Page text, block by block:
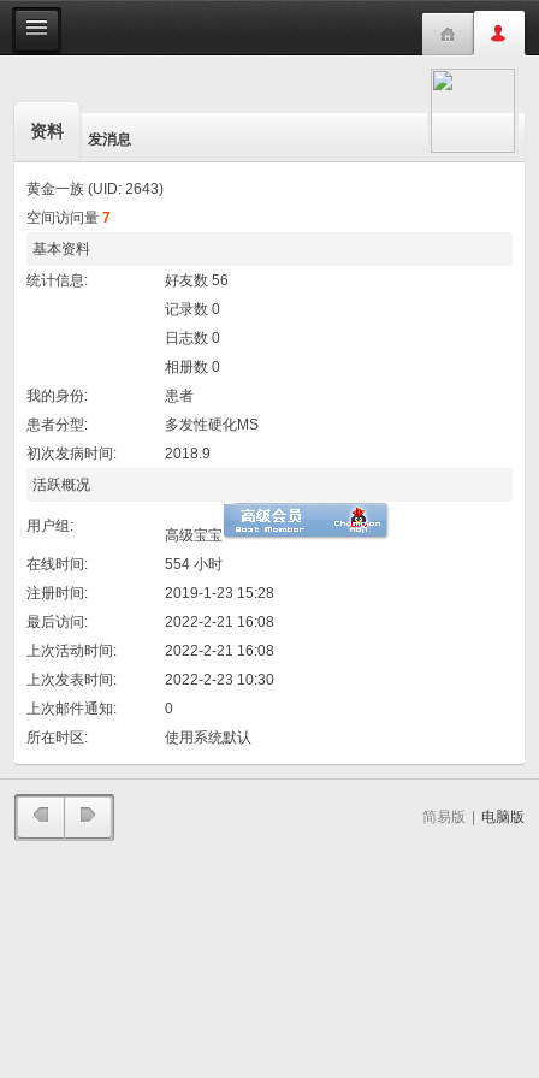
资料 发消息
黄金一族 (UID: 2643)
空间访问量 7
基本资料
统计信息:
好友数 56
记录数 0
日志数 0
相册数 0
我的身份:
患者
患者分型:
多发性硬化MS
初次发病时间:
2018.9
活跃概况
用户组:
高级宝宝
在线时间:
554 小时
注册时间:
2019-1-23 15:28
最后访问:
2022-2-21 16:08
上次活动时间:
2022-2-21 16:08
上次发表时间:
2022-2-23 10:30
上次邮件通知:
0
所在时区:
使用系统默认
简易版 电脑版